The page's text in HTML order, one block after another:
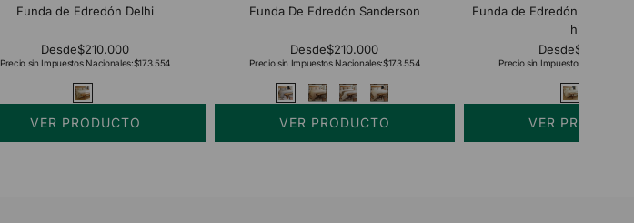
Funda de Edredón Delhi
Desde$210.000
Precio sin Impuestos Nacionales:$173.554
VER PRODUCTO
Funda De Edredón Sanderson
Desde$210.000
Precio sin Impuestos Nacionales:$173.554
VER PRODUCTO
Funda de Edredón Bamboo
hilos
Desde$254.000
Precio sin Impuestos Nacionales:
VER